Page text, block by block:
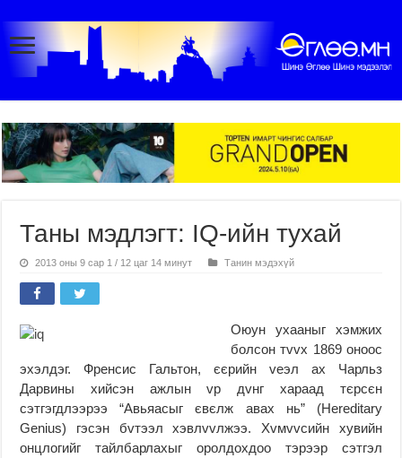
Таны мэдлэгт: IQ-ийн тухай
2013 оны 9 сар 1 / 12 цаг 14 минут Танин мэдэхүй
Оюун ухааныг хэмжих
болсон тvvх 1869 оноос
эхэлдэг. Френсис Гальтон, єєрийн vеэл ах Чарльз
Дарвины хийсэн ажлын vр дvнг хараад тєрсєн
сэтгэгдлээрээ “Авьяасыг євєлж авах нь” (Hereditary
Genius) гэсэн бvтээл хэвлvvлжээ. Хvмvvсийн хувийн
онцлогийг тайлбарлахыг оролдохдоо тэрээр сэтгэл